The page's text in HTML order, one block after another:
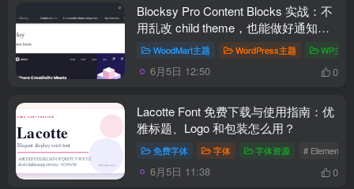
Blocksy Pro Content Blocks 实战：不
用乱改 child theme，也能做好通知条
和商品页模块
WoodMart主题 WordPress主题 WP主
6月5日 12:50 0
Lacotte Font 免费下载与使用指南：优
雅标题、Logo 和包装怎么用？
免费字体 字体 字体资源 # Elementor
6月5日 11:38 0